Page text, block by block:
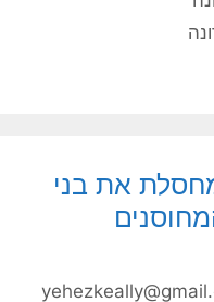
את בני